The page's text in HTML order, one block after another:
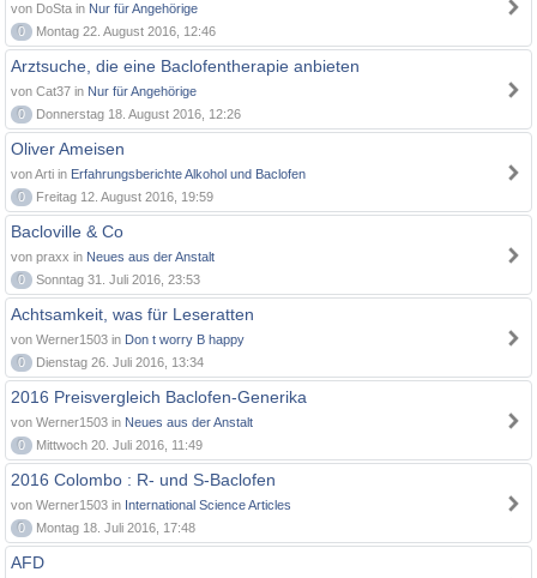
von DoSta in Nur für Angehörige
0
Montag 22. August 2016, 12:46
Arztsuche, die eine Baclofentherapie anbieten
von Cat37 in Nur für Angehörige
0
Donnerstag 18. August 2016, 12:26
Oliver Ameisen
von Arti in Erfahrungsberichte Alkohol und Baclofen
0
Freitag 12. August 2016, 19:59
Bacloville & Co
von praxx in Neues aus der Anstalt
0
Sonntag 31. Juli 2016, 23:53
Achtsamkeit, was für Leseratten
von Werner1503 in Don t worry B happy
0
Dienstag 26. Juli 2016, 13:34
2016 Preisvergleich Baclofen-Generika
von Werner1503 in Neues aus der Anstalt
0
Mittwoch 20. Juli 2016, 11:49
2016 Colombo : R- und S-Baclofen
von Werner1503 in International Science Articles
0
Montag 18. Juli 2016, 17:48
AFD